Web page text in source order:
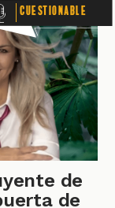
Cuestionable
de
de